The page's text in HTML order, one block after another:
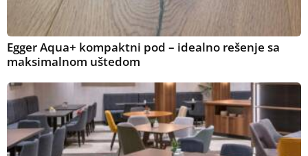
Egger Aqua+ kompaktni pod – idealno rešenje sa
maksimalnom uštedom